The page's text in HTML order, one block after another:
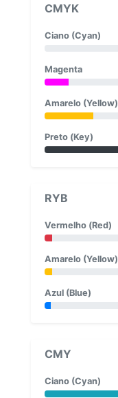
CMYK
Ciano (Cyan)
Magenta
Amarelo (Yellow)
Preto (Key)
RYB
Vermelho (Red)
Amarelo (Yellow)
Azul (Blue)
CMY
Ciano (Cyan)